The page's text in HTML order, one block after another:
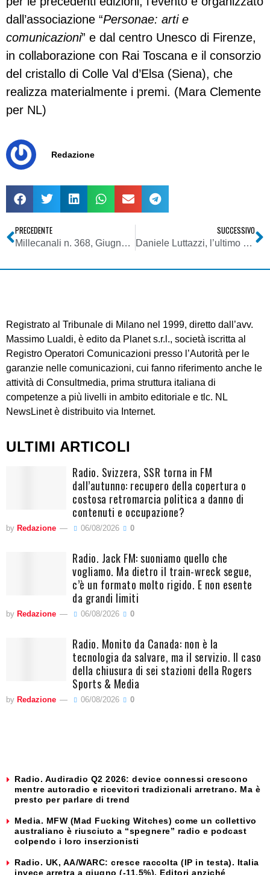
dall’associazione “Personae: arti e
comunicazioni” e dal centro Unesco di Firenze,
in collaborazione con Rai Toscana e il consorzio
del cristallo di Colle Val d’Elsa (Siena), che
realizza materialmente i premi. (Mara Clemente
per NL)
Redazione
PRECEDENTE
Millecanali n. 368, Giugno 2007
SUCCESSIVO
Daniele Luttazzi, l’ultimo degli epurati
Registrato al Tribunale di Milano nel 1999, diretto dall’avv.
Massimo Lualdi, è edito da Planet s.r.l., società iscritta al
Registro Operatori Comunicazioni presso l’Autorità per le
garanzie nelle comunicazioni, cui fanno riferimento anche le
attività di Consultmedia, prima struttura italiana di
competenze a più livelli in ambito editoriale e tlc. NL
NewsLinet è distribuito via Internet.
ULTIMI ARTICOLI
Radio. Svizzera, SSR torna in FM
dall’autunno: recupero della copertura o
costosa retromarcia politica a danno di
contenuti e occupazione?
by Redazione 06/08/2026 0
Radio. Jack FM: suoniamo quello che
vogliamo. Ma dietro il train-wreck segue,
c’è un formato molto rigido. E non esente
da grandi limiti
by Redazione 06/08/2026 0
Radio. Monito da Canada: non è la
tecnologia da salvare, ma il servizio. Il caso
della chiusura di sei stazioni della Rogers
Sports & Media
by Redazione 06/08/2026 0
Radio. Audiradio Q2 2026: device connessi crescono
mentre autoradio e ricevitori tradizionali arretrano. Ma è
presto per parlare di trend
Media. MFW (Mad Fucking Witches) come un collettivo
australiano è riusciuto a “spegnere” radio e podcast
colpendo i loro inserzionisti
Radio. UK, AA/WARC: cresce raccolta (IP in testa). Italia
invece arretra a giugno (-11,5%). Editori anziché